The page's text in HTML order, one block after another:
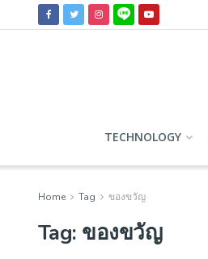
TECHNOLOGY
Home Tag ของขวัญ
Tag: ของขวัญ